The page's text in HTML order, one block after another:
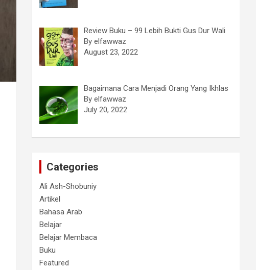
Review Buku – 99 Lebih Bukti Gus Dur Wali
By elfawwaz
August 23, 2022
Bagaimana Cara Menjadi Orang Yang Ikhlas
By elfawwaz
July 20, 2022
Categories
Ali Ash-Shobuniy
Artikel
Bahasa Arab
Belajar
Belajar Membaca
Buku
Featured